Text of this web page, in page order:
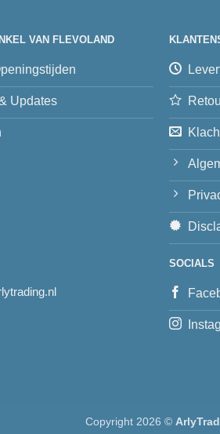
VAN FLEVOLAND
Updates
SOCIALS
Copyright 2026 ©